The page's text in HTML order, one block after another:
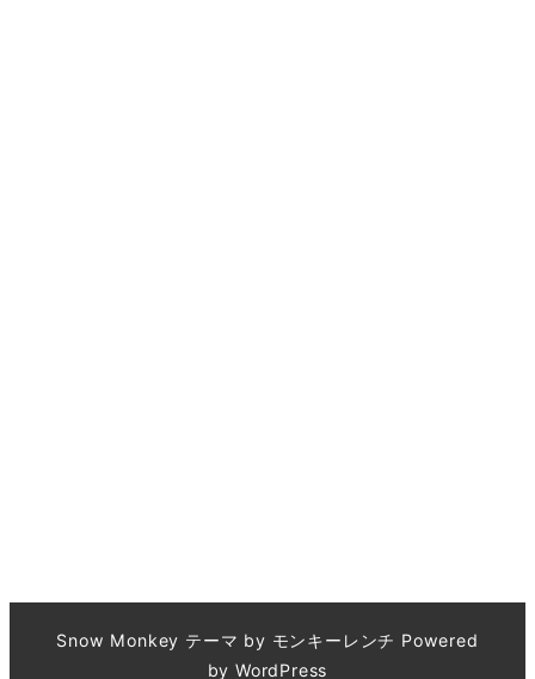
Snow Monkey テーマ by モンキーレンチ Powered
byWordPress